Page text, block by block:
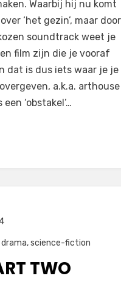
Waarbij hij nu komt
‘het gezin’, maar door
soundtrack weet je
film zijn die je vooraf
dat is dus iets waar je je
a.k.a. arthouse
‘obstakel’…
drama,science-fiction
TWO